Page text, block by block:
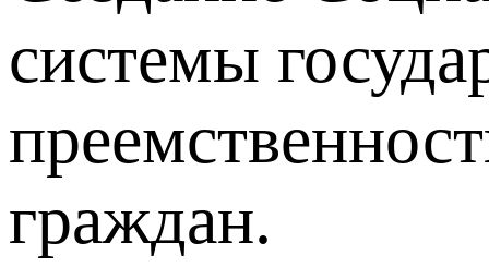
системы
граждан.